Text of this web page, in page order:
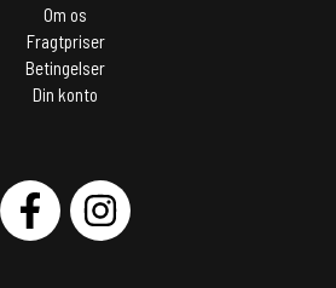
Om os
Fragtpriser
Betingelser
Din konto